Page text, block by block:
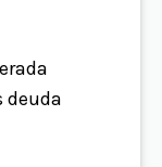
deuda